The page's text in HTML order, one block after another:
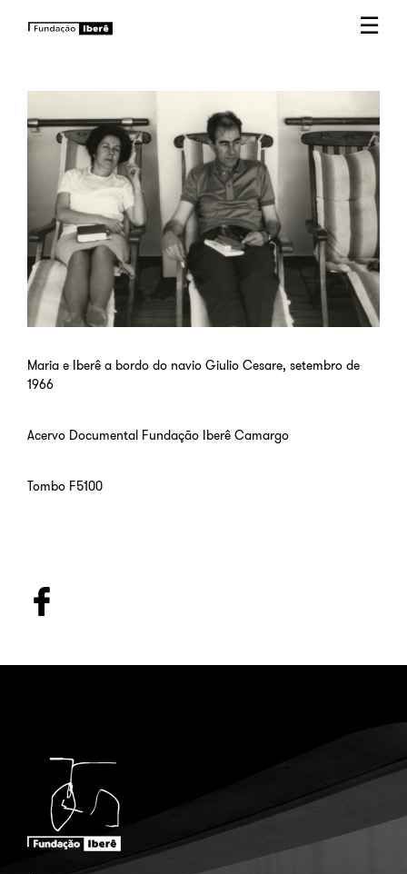
☰
Maria e Iberê a bordo do navio Giulio Cesare, setembro de
1966
Acervo Documental Fundação Iberê Camargo
Tombo F5100